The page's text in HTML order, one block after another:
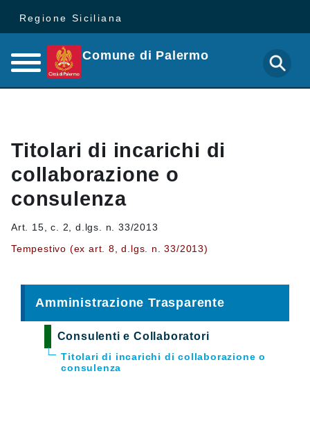
Regione Siciliana
Comune di Palermo
Titolari di incarichi di
collaborazione o
consulenza
Art. 15, c. 2, d.lgs. n. 33/2013
Tempestivo (ex art. 8, d.lgs. n. 33/2013)
Amministrazione Trasparente
Consulenti e Collaboratori
Titolari di incarichi di collaborazione o
consulenza